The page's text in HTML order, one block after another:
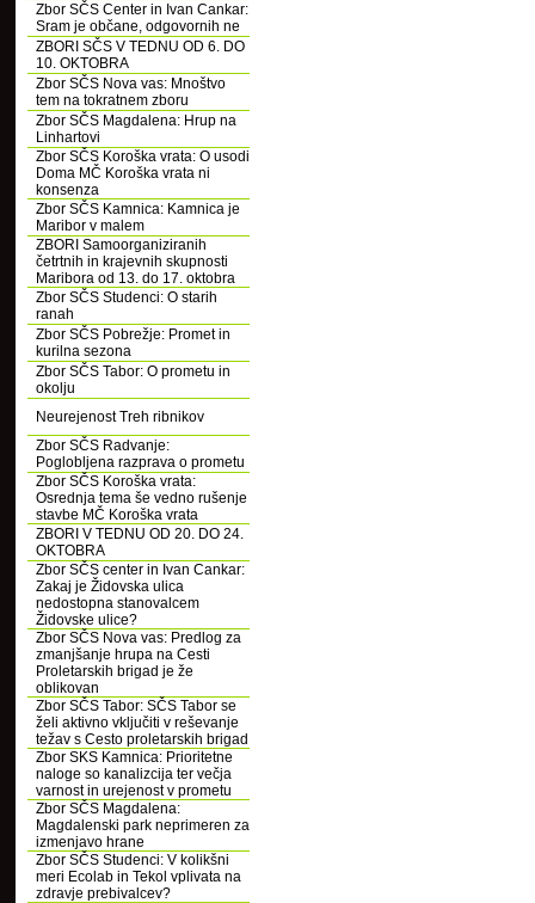
Zbor SČS Center in Ivan Cankar:
Sram je občane, odgovornih ne
ZBORI SČS V TEDNU OD 6. DO
10. OKTOBRA
Zbor SČS Nova vas: Mnoštvo
tem na tokratnem zboru
Zbor SČS Magdalena: Hrup na
Linhartovi
Zbor SČS Koroška vrata: O usodi
Doma MČ Koroška vrata ni
konsenza
Zbor SČS Kamnica: Kamnica je
Maribor v malem
ZBORI Samoorganiziranih
četrtnih in krajevnih skupnosti
Maribora od 13. do 17. oktobra
Zbor SČS Studenci: O starih
ranah
Zbor SČS Pobrežje: Promet in
kurilna sezona
Zbor SČS Tabor: O prometu in
okolju
Neurejenost Treh ribnikov
Zbor SČS Radvanje:
Poglobljena razprava o prometu
Zbor SČS Koroška vrata:
Osrednja tema še vedno rušenje
stavbe MČ Koroška vrata
ZBORI V TEDNU OD 20. DO 24.
OKTOBRA
Zbor SČS center in Ivan Cankar:
Zakaj je Židovska ulica
nedostopna stanovalcem
Židovske ulice?
Zbor SČS Nova vas: Predlog za
zmanjšanje hrupa na Cesti
Proletarskih brigad je že
oblikovan
Zbor SČS Tabor: SČS Tabor se
želi aktivno vključiti v reševanje
težav s Cesto proletarskih brigad
Zbor SKS Kamnica: Prioritetne
naloge so kanalizcija ter večja
varnost in urejenost v prometu
Zbor SČS Magdalena:
Magdalenski park neprimeren za
izmenjavo hrane
Zbor SČS Studenci: V kolikšni
meri Ecolab in Tekol vplivata na
zdravje prebivalcev?